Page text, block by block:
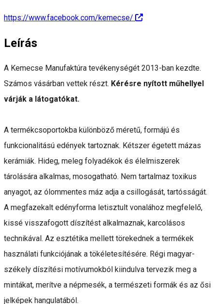
https://www.facebook.com/kemecse/
Leírás
A Kemecse Manufaktúra tevékenységét 2013-ban kezdte.
Számos vásárban vettek részt. Kérésre nyított műhellyel
várják a látogatókat.
A termékcsoportokba különböző méretű, formájú és
funkcionalitású edények tartoznak. Kétszer égetett mázas
kerámiák. Hideg, meleg folyadékok és élelmiszerek
tárolására alkalmas, mosogatható. Nem tartalmaz toxikus
anyagot, az ólommentes máz adja a csillogását, tartósságát.
A megfazekalt edényforma letisztult vonalához megfelelő,
kissé visszafogott díszítést alkalmaznak, karcolásos
technikával. Az esztétika mellett törekednek a termékek
használati funkciójának a tökéletesítésére. Régi magyar-
székely díszítési motívumokból kiindulva tervezik meg a
mintákat, merítve a népmesék, a természeti formák és az ősi
jelképek hangulatából.